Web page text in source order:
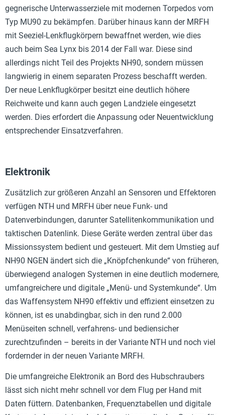
gegnerische Unterwasserziele mit modernen Torpedos vom
Typ MU90 zu bekämpfen. Darüber hinaus kann der MRFH
mit Seeziel-Lenkflugkörpern bewaffnet werden, wie dies
auch beim Sea Lynx bis 2014 der Fall war. Diese sind
allerdings nicht Teil des Projekts NH90, sondern müssen
langwierig in einem separaten Prozess beschafft werden.
Der neue Lenkflugkörper besitzt eine deutlich höhere
Reichweite und kann auch gegen Landziele eingesetzt
werden. Dies erfordert die Anpassung oder Neuentwicklung
entsprechender Einsatzverfahren.
Elektronik
Zusätzlich zur größeren Anzahl an Sensoren und Effektoren
verfügen NTH und MRFH über neue Funk- und
Datenverbindungen, darunter Satellitenkommunikation und
taktischen Datenlink. Diese Geräte werden zentral über das
Missionssystem bedient und gesteuert. Mit dem Umstieg auf
NH90 NGEN ändert sich die „Knöpfchenkunde“ von früheren,
überwiegend analogen Systemen in eine deutlich modernere,
umfangreichere und digitale „Menü- und Systemkunde“. Um
das Waffensystem NH90 effektiv und effizient einsetzen zu
können, ist es unabdingbar, sich in den rund 2.000
Menüseiten schnell, verfahrens- und bediensicher
zurechtzufinden – bereits in der Variante NTH und noch viel
fordernder in der neuen Variante MRFH.
Die umfangreiche Elektronik an Bord des Hubschraubers
lässt sich nicht mehr schnell vor dem Flug per Hand mit
Daten füttern. Datenbanken, Frequenztabellen und digitale